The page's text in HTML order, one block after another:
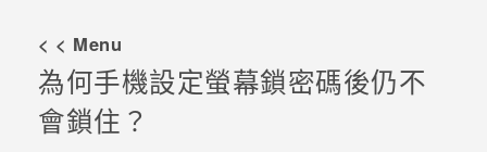
配件
VIVERSE
< < Menu
為何手機設定螢幕鎖密碼後仍不
會鎖住？